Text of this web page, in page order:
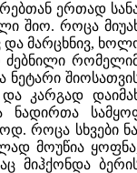
ერთად
შიო. როცა
და მარცხნივ,
ძებნილი
ნეტარი
კარგად
ნადირთა
როცა სხვები
მოუწია
მიჰქონდა